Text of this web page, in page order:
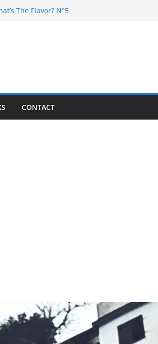
The Flavor? N°5
the flavor N°11
The Flavor? Vol. 6
CONTACT